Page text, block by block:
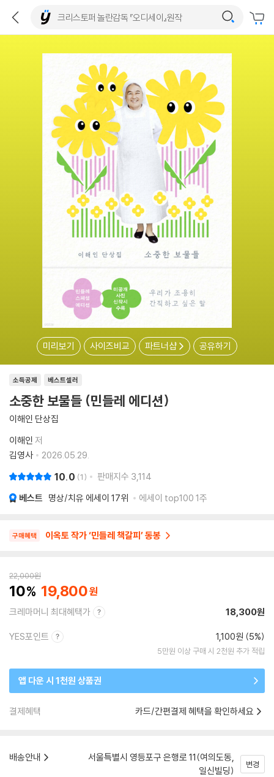
미리보기 사이즈비교 파트너샵 공유하기
소득공제 베스트셀러
소중한 보물들 (민들레 에디션)
이해인 단상집
이해인 저
김영사
2026.05.29.
10.0 1 판매지수 3,114
베스트 명상/치유 에세이 17위 에세이 top100 1주
구매혜택 이옥토 작가 ‘민들레 책갈피’ 동봉
22,000원
10 19,800
크레마머니 최대혜택가 18,300원
YES포인트 1,100원 (5%)
5만원 이상 구매 시 2천원 추가 적립
앱 다운 시 1천원 상품권
결제혜택 카드/간편결제 혜택을 확인하세요
배송안내
서울특별시 영등포구 은행로 11(여의도동,
일신빌딩)
변경